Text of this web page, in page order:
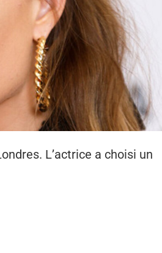
L’actrice a choisi un